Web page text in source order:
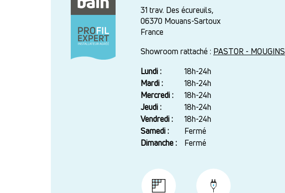
31 trav. Des écureuils,
06370 Mouans-Sartoux
France
Showroom rattaché : PASTOR - MOUGINS
Jour
Plage
horaire
Lundi :
18h-24h
Mardi :
18h-24h
Mercredi :
18h-24h
Jeudi :
18h-24h
Vendredi :
18h-24h
Samedi :
Fermé
Dimanche :
Fermé